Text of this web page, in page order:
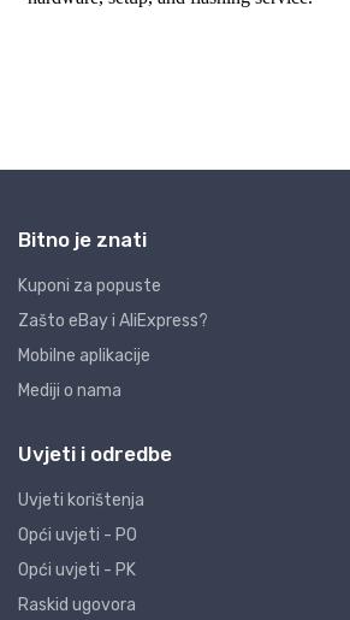
Bitno je znati
Kuponi za popuste
Zašto eBay i AliExpress?
Mobilne aplikacije
Mediji o nama
Uvjeti i odredbe
Uvjeti korištenja
Opći uvjeti - PO
Opći uvjeti - PK
Raskid ugovora